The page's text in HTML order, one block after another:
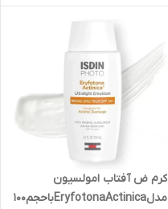
کرم ض آفتاب امولسیون
مدل‌EryfotonaActinica‌با‌حجم100میل